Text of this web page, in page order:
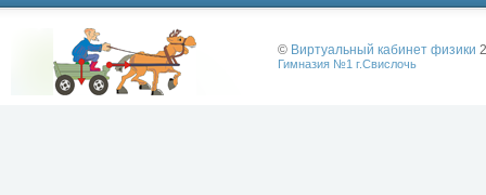
© Виртуальный кабинет физики
Гимназия №1 г.Свислочь